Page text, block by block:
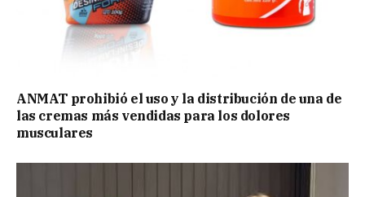
ANMAT prohibió el uso y la distribución de una de
las cremas más vendidas para los dolores
musculares